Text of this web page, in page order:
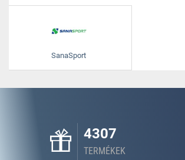
SanaSport
4307
TERMÉKEK